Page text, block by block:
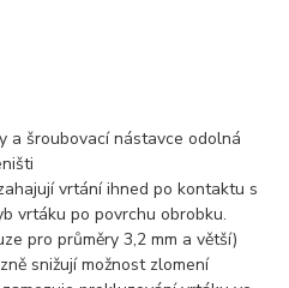
a šroubovací nástavce odolná
vrtání ihned po kontaktu s
vrtáku po povrchu obrobku.
pro průměry 3,2 mm a větší)
snižují možnost zlomení